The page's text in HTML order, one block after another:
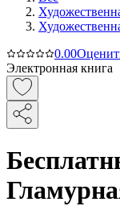
0.00
Электронная книга